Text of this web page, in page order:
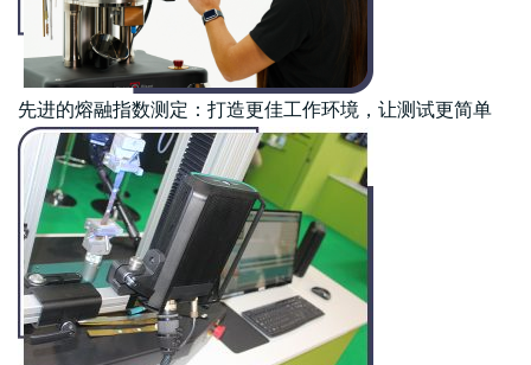
先进的熔融指数测定：打造更佳工作环境，让测试更简单